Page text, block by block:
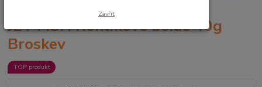
JET FISH Rohlíkové boilie 40g
Broskev
TOP produkt
Zavřít